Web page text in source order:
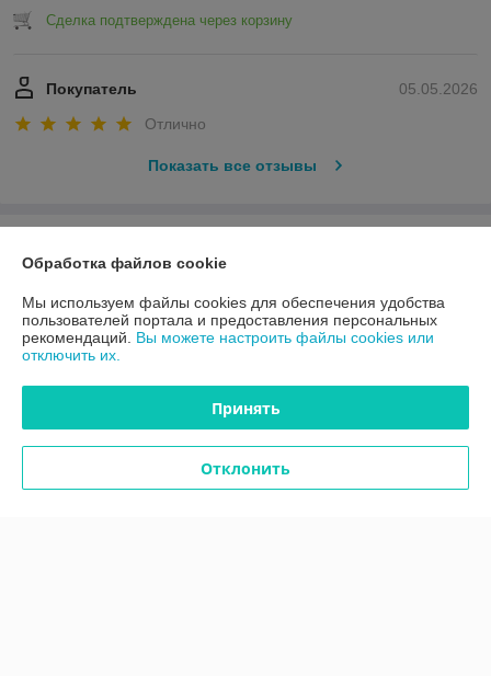
Сделка подтверждена через корзину
05.05.2026
Покупатель
Отлично
Показать все отзывы
Доставка и оплата
Полная версия сайта
Обработка файлов cookie
Мы используем файлы cookies для обеспечения удобства
пользователей портала и предоставления персональных
рекомендаций. Вы можете настроить файлы cookies или
отключить их.
Принять
Отклонить